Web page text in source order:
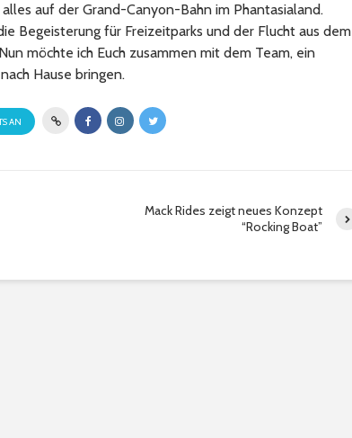
auf der Grand-Canyon-Bahn im Phantasialand.
Begeisterung für Freizeitparks und der Flucht aus dem
möchte ich Euch zusammen mit dem Team, ein
Hause bringen.
AN
Mack Rides zeigt neues Konzept
“Rocking Boat”